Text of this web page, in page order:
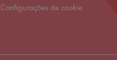
Configurações de cookie